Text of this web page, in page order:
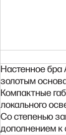
Настенное бра
золотым
Компактные
локального
Со степенью
дополнением к